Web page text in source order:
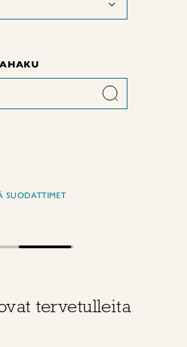
SUODATTIMET
tervetulleita